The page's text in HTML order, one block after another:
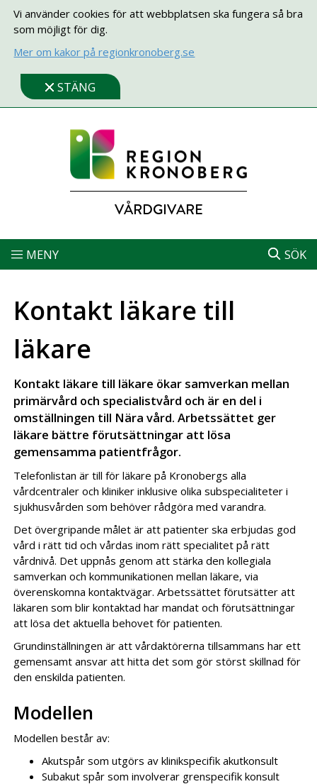
Vi använder cookies för att webbplatsen ska fungera så bra
som möjligt för dig.
Mer om kakor på regionkronoberg.se
STÄNG
VÅRDGIVARE
MENY SÖK
Kontakt läkare till
läkare
Kontakt läkare till läkare ökar samverkan mellan
primärvård och specialistvård och är en del i
omställningen till Nära vård. Arbetssättet ger
läkare bättre förutsättningar att lösa
gemensamma patientfrågor.
Telefonlistan är till för läkare på Kronobergs alla
vårdcentraler och kliniker inklusive olika subspecialiteter i
sjukhusvården som behöver rådgöra med varandra.
Det övergripande målet är att patienter ska erbjudas god
vård i rätt tid och vårdas inom rätt specialitet på rätt
vårdnivå. Det uppnås genom att stärka den kollegiala
samverkan och kommunikationen mellan läkare, via
överenskomna kontaktvägar. Arbetssättet förutsätter att
läkaren som blir kontaktad har mandat och förutsättningar
att lösa det aktuella behovet för patienten.
Grundinställningen är att vårdaktörerna tillsammans har ett
gemensamt ansvar att hitta det som gör störst skillnad för
den enskilda patienten.
Modellen
Modellen består av:
Akutspår som utgörs av klinikspecifik akutkonsult
Subakut spår som involverar grenspecifik konsult